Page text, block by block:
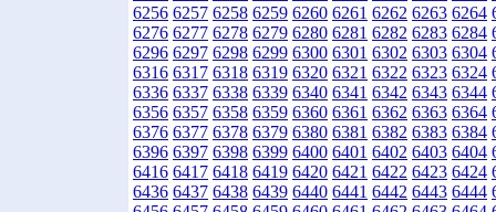
6256 6257 6258 6259 6260 6261 6262 6263 6264
6276 6277 6278 6279 6280 6281 6282 6283 6284
6296 6297 6298 6299 6300 6301 6302 6303 6304
6316 6317 6318 6319 6320 6321 6322 6323 6324
6336 6337 6338 6339 6340 6341 6342 6343 6344
6356 6357 6358 6359 6360 6361 6362 6363 6364
6376 6377 6378 6379 6380 6381 6382 6383 6384
6396 6397 6398 6399 6400 6401 6402 6403 6404
6416 6417 6418 6419 6420 6421 6422 6423 6424
6436 6437 6438 6439 6440 6441 6442 6443 6444